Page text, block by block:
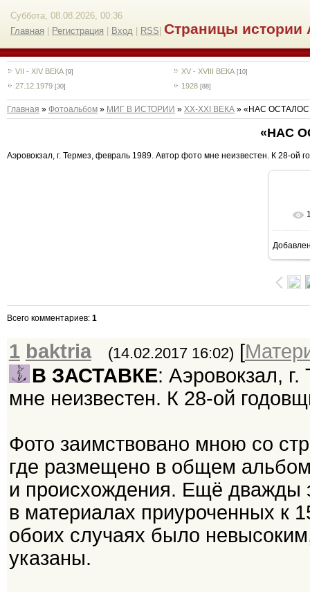
Суббота, 08.08.2026, 00:36
Главная
Регистрация Вход RSS Страницы истории
VII - XIV ВЕКА [9] XV - XVIII ВЕКА [10]
27.12.1979 [30] 1928 [88]
Главная » Фотоальбом» МИГ В ИСТОРИИ » ХХ-XXI ВЕКА» «НАС
«НАС
Аэровокзал, г. Термез, февраль 1989. Автор фото мне неизвестен. К 28-ой
Всего комментариев: 1
1 baktria (14.02.2017 16:02) [
В ЗАСТАВКЕ: Аэровокзал,
мне неизвестен. К 28-ой
Фото заимствовано мною со
где размещено в общем
и происхождения. Ещё дважды
в материалах приуроченных к
обоих случаях было
указаны.